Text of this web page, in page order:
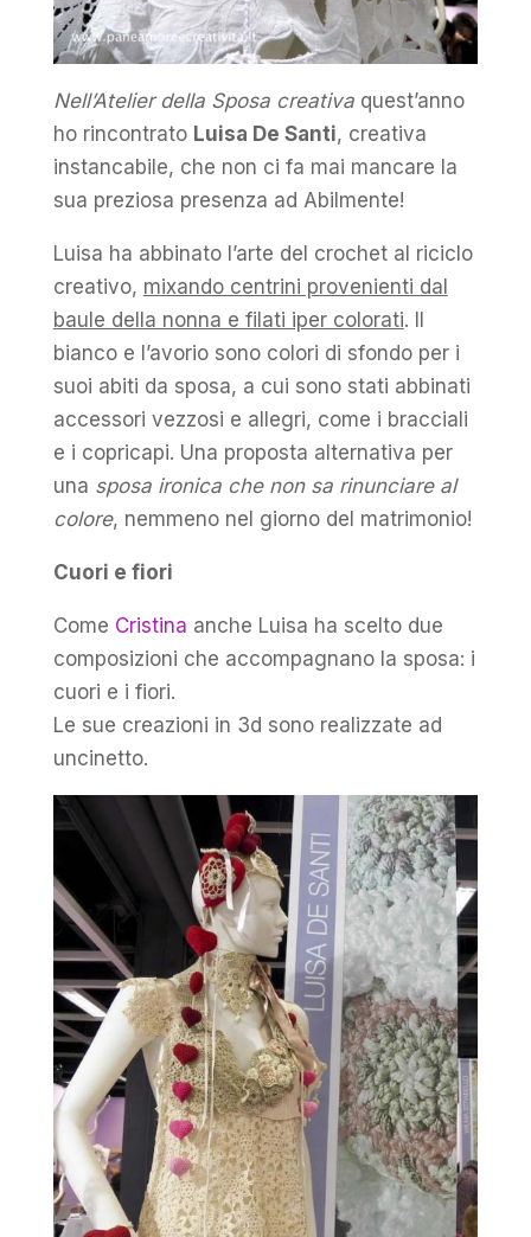
Nell’Atelier della Sposa creativaquest’anno
ho rincontrato Luisa De Santi, creativa
instancabile, che non ci fa mai mancare la
sua preziosa presenza ad Abilmente!
Luisa ha abbinato l’arte del crochet al riciclo
creativo, mixando centrini provenienti dal
baule della nonna e filati iper colorati. Il
bianco e l’avorio sono colori di sfondo per i
suoi abiti da sposa, a cui sono stati abbinati
accessori vezzosi e allegri, come i bracciali
e i copricapi. Una proposta alternativa per
una sposa ironica che non sa rinunciare al
colore, nemmeno nel giorno del matrimonio!
Cuori e fiori
Come Cristina anche Luisa ha scelto due
composizioni che accompagnano la sposa: i
cuori e i fiori.
Le sue creazioni in 3d sono realizzate ad
uncinetto.